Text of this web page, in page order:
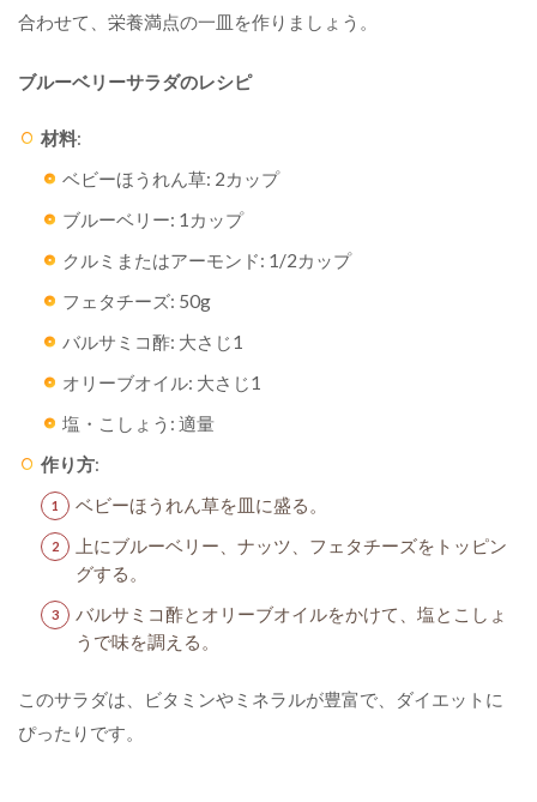
合わせて、栄養満点の一皿を作りましょう。
ブルーベリーサラダのレシピ
材料:
ベビーほうれん草: 2カップ
ブルーベリー: 1カップ
クルミまたはアーモンド: 1/2カップ
フェタチーズ: 50g
バルサミコ酢: 大さじ1
オリーブオイル: 大さじ1
塩・こしょう: 適量
作り方:
ベビーほうれん草を皿に盛る。
上にブルーベリー、ナッツ、フェタチーズをトッピン
グする。
バルサミコ酢とオリーブオイルをかけて、塩とこしょ
うで味を調える。
このサラダは、ビタミンやミネラルが豊富で、ダイエットに
ぴったりです。